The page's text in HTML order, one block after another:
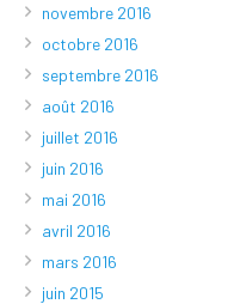
novembre 2016
octobre 2016
septembre 2016
août 2016
juillet 2016
juin 2016
mai 2016
avril 2016
mars 2016
juin 2015